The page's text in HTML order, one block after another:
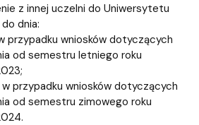
z innej uczelni do Uniwersytetu
dnia:
przypadku wniosków dotyczących
od semestru letniego roku
przypadku wniosków dotyczących
od semestru zimowego roku